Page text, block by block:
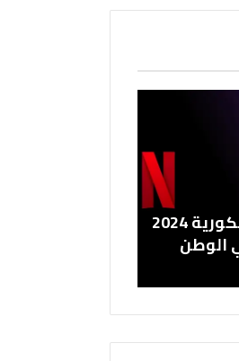
أفضل المسلسلات الكورية 2024
الوطن